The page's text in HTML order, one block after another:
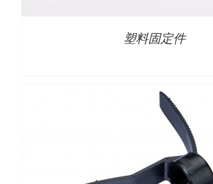
塑料固定件